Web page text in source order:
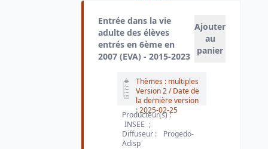
Entrée dans la vie
adulte des élèves
entrés en 6ème en
2007 (EVA) - 2015-2023
Ajouter
au
panier
Thèmes : multiples
Version 2/ Date de
la dernière version
:2025-02-25
Producteur(s) :
INSEE ;
Diffuseur :
Progedo-
Adisp